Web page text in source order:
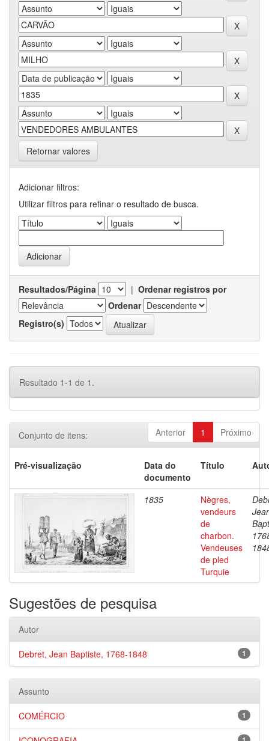
Retornar valores
Adicionar filtros:
Utilizar filtros para refinar o resultado de busca.
Resultados/Página | Ordenar registros por
Ordenar
Registro(s)
Resultado 1-1 de 1.
Anterior 1 Próximo
Conjunto de itens:
Pré-visualização
Data do
documento
Título
1835
Nègres,
vendeurs
de
charbon.
Vendeuses
de pled
Turquie
Sugestões de pesquisa
Autor
1
Debret, Jean Baptiste, 1768-1848
Assunto
1
COMÉRCIO